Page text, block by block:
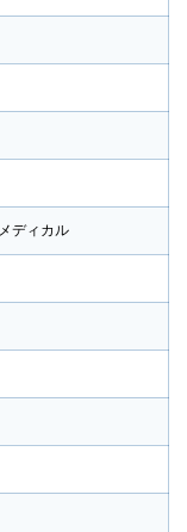
ディカル